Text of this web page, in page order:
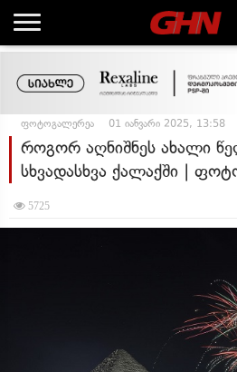
ფოტოგალერეა 01 იანვარი 2025, 13:58
როგორ აღნიშნეს ახალი
სხვადასხვა ქალაქში |
5725